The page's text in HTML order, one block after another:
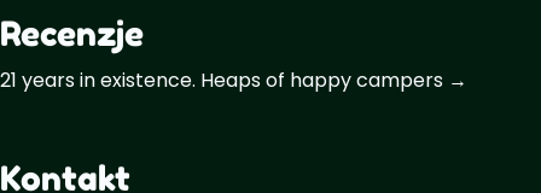
Recenzje
21 years in existence. Heaps of happy campers →
Kontakt